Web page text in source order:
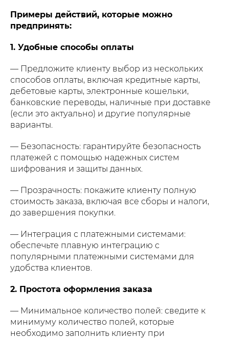
Примеры действий, которые можно
предпринять:
1. Удобные способы оплаты
— Предложите клиенту выбор из нескольких
способов оплаты, включая кредитные карты,
дебетовые карты, электронные кошельки,
банковские переводы, наличные при доставке
(если это актуально) и другие популярные
варианты.
— Безопасность: гарантируйте безопасность
платежей с помощью надежных систем
шифрования и защиты данных.
— Прозрачность: покажите клиенту полную
стоимость заказа, включая все сборы и налоги,
до завершения покупки.
— Интеграция с платежными системами:
обеспечьте плавную интеграцию с
популярными платежными системами для
удобства клиентов.
2. Простота оформления заказа
— Минимальное количество полей: сведите к
минимуму количество полей, которые
необходимо заполнить клиенту при